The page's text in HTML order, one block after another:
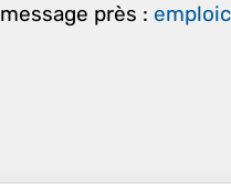
message près :